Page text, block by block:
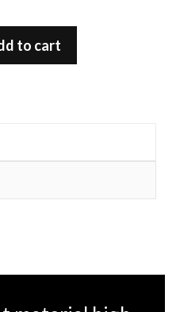
to cart